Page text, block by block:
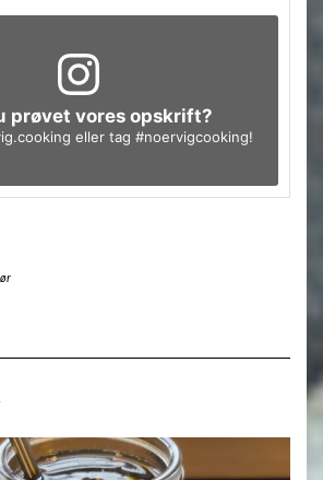
prøvet vores opskrift?
eller tag #noervigcooking!